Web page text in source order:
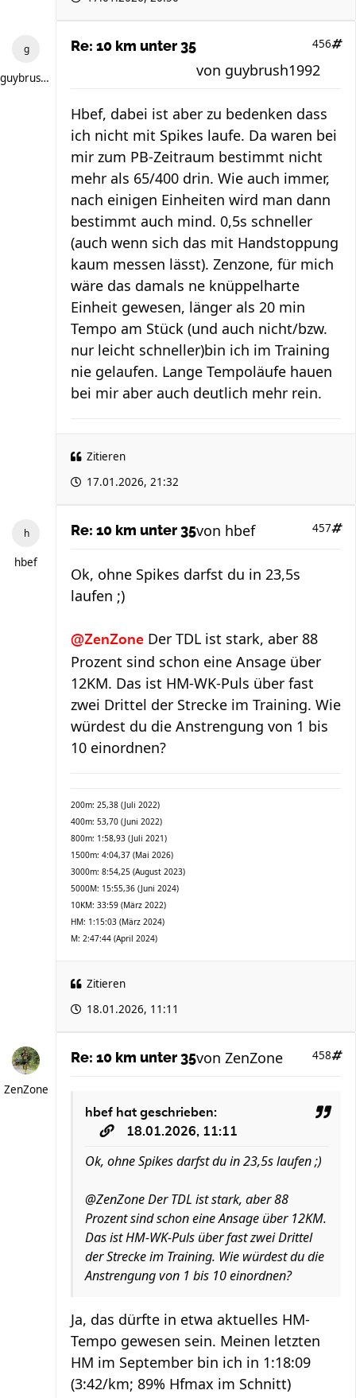
guybrush1992
Re: 10 km unter 35 456
von guybrush1992
Hbef, dabei ist aber zu bedenken dass
ich nicht mit Spikes laufe. Da waren bei
mir zum PB-Zeitraum bestimmt nicht
mehr als 65/400 drin. Wie auch immer,
nach einigen Einheiten wird man dann
bestimmt auch mind. 0,5s schneller
(auch wenn sich das mit Handstoppung
kaum messen lässt). Zenzone, für mich
wäre das damals ne knüppelharte
Einheit gewesen, länger als 20 min
Tempo am Stück (und auch nicht/bzw.
nur leicht schneller)bin ich im Training
nie gelaufen. Lange Tempoläufe hauen
bei mir aber auch deutlich mehr rein.
Zitieren
17.01.2026, 21:32
hbef
Re: 10 km unter 35 457
von hbef
Ok, ohne Spikes darfst du in 23,5s
laufen ;)
@ZenZone Der TDL ist stark, aber 88
Prozent sind schon eine Ansage über
12KM. Das ist HM-WK-Puls über fast
zwei Drittel der Strecke im Training. Wie
würdest du die Anstrengung von 1 bis
10 einordnen?
200m: 25,38 (Juli 2022)
400m: 53,70 (Juni 2022)
800m: 1:58,93 (Juli 2021)
1500m: 4:04,37 (Mai 2026)
3000m: 8:54,25 (August 2023)
5000M: 15:55,36 (Juni 2024)
10KM: 33:59 (März 2022)
HM: 1:15:03 (März 2024)
M: 2:47:44 (April 2024)
Zitieren
18.01.2026, 11:11
ZenZone
Re: 10 km unter 35 458
von ZenZone
hbef hat geschrieben:
18.01.2026, 11:11
Ok, ohne Spikes darfst du in 23,5s laufen ;)
@ZenZone Der TDL ist stark, aber 88
Prozent sind schon eine Ansage über 12KM.
Das ist HM-WK-Puls über fast zwei Drittel
der Strecke im Training. Wie würdest du die
Anstrengung von 1 bis 10 einordnen?
Ja, das dürfte in etwa aktuelles HM-
Tempo gewesen sein. Meinen letzten
HM im September bin ich in 1:18:09
(3:42/km; 89% Hfmax im Schnitt)